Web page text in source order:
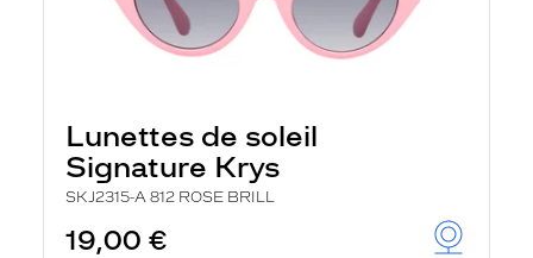
Lunettes de soleil
Signature Krys
SKJ2315-A 812 ROSE BRILL
19,00 €